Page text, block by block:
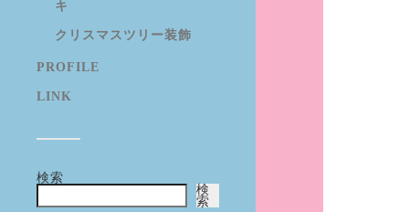
キ
クリスマスツリー装飾
PROFILE
LINK
検索
検
索